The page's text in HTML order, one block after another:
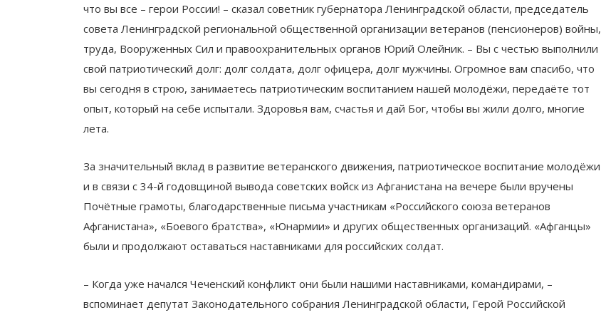
что вы все – герои России! – сказал советник губернатора Ленинградской области, председатель
совета Ленинградской региональной общественной организации ветеранов (пенсионеров) войны,
труда, Вооруженных Сил и правоохранительных органов Юрий Олейник. – Вы с честью выполнили
свой патриотический долг: долг солдата, долг офицера, долг мужчины. Огромное вам спасибо, что
вы сегодня в строю, занимаетесь патриотическим воспитанием нашей молодёжи, передаёте тот
опыт, который на себе испытали. Здоровья вам, счастья и дай Бог, чтобы вы жили долго, многие
лета.
За значительный вклад в развитие ветеранского движения, патриотическое воспитание молодёжи
и в связи с 34-й годовщиной вывода советских войск из Афганистана на вечере были вручены
Почётные грамоты, благодарственные письма участникам «Российского союза ветеранов
Афганистана», «Боевого братства», «Юнармии» и других общественных организаций. «Афганцы»
были и продолжают оставаться наставниками для российских солдат.
– Когда уже начался Чеченский конфликт они были нашими наставниками, командирами, –
вспоминает депутат Законодательного собрания Ленинградской области, Герой Российской